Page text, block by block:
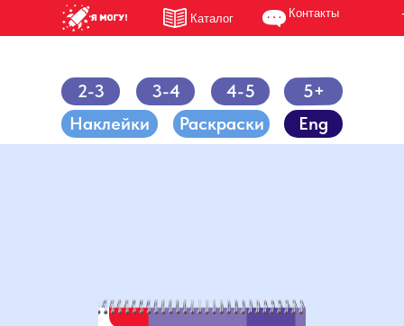
Каталог Контакты
2-3
Наклейки
Раскраски
3-4 4-5 5+
Eng